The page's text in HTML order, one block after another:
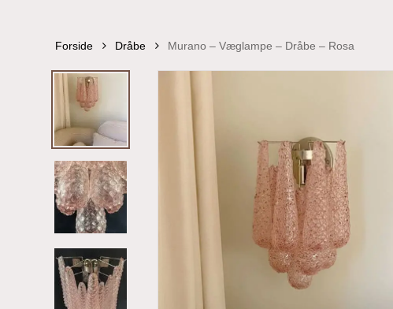
Forside Dråbe Murano – Væglampe – Dråbe – Rosa